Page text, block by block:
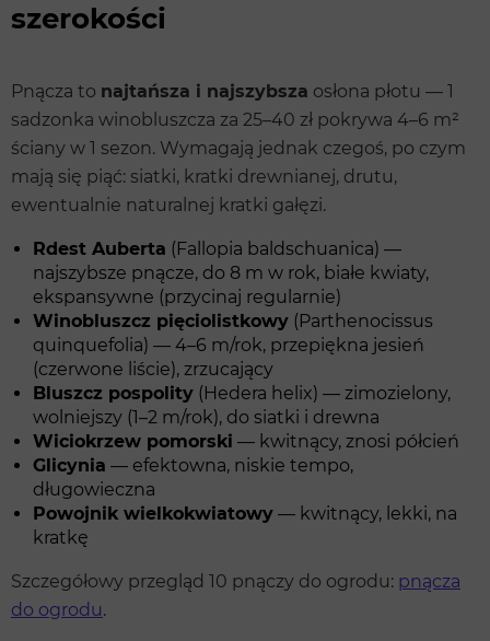
szerokości
Pnącza to najtańsza i najszybsza osłona płotu — 1
sadzonka winobluszcza za 25–40 zł pokrywa 4–6 m²
ściany w 1 sezon. Wymagają jednak czegoś, po czym
mają się piąć: siatki, kratki drewnianej, drutu,
ewentualnie naturalnej kratki gałęzi.
Rdest Auberta (Fallopia baldschuanica) —
najszybsze pnącze, do 8 m w rok, białe kwiaty,
ekspansywne (przycinaj regularnie)
Winobluszcz pięciolistkowy (Parthenocissus
quinquefolia) — 4–6 m/rok, przepiękna jesień
(czerwone liście), zrzucający
Bluszcz pospolity (Hedera helix) — zimozielony,
wolniejszy (1–2 m/rok), do siatki i drewna
Wiciokrzew pomorski — kwitnący, znosi półcień
Glicynia — efektowna, niskie tempo,
długowieczna
Powojnik wielkokwiatowy — kwitnący, lekki, na
kratkę
Szczegółowy przegląd 10 pnączy do ogrodu: pnącza
do ogrodu.